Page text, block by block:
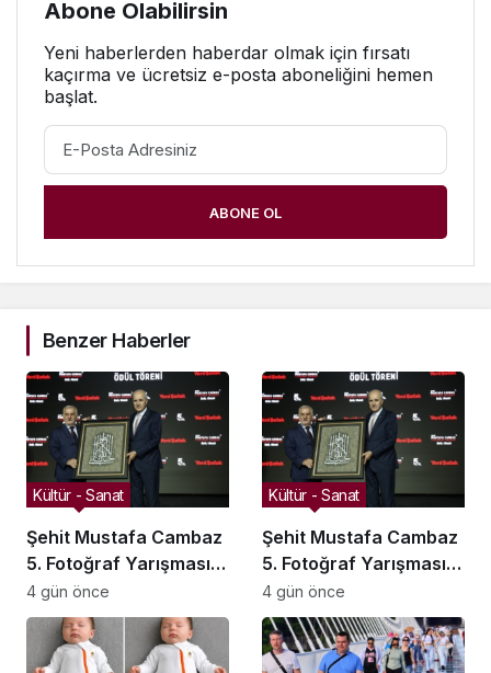
Abone Olabilirsin
Yeni haberlerden haberdar olmak için fırsatı
kaçırma ve ücretsiz e-posta aboneliğini hemen
başlat.
ABONE OL
Benzer Haberler
Şehit Mustafa Cambaz
5. Fotoğraf Yarışması
Ödülleri Demokrasi ve
Özgürlükler Adası’nda
Sahiplerini Buldu
Kültür - Sanat
4 gün önce
Şehit Mustafa Cambaz
5. Fotoğraf Yarışması
Ödülleri Demokrasi ve
Özgürlükler Adası’nda
Sahiplerini Buldu
Kültür - Sanat
4 gün önce